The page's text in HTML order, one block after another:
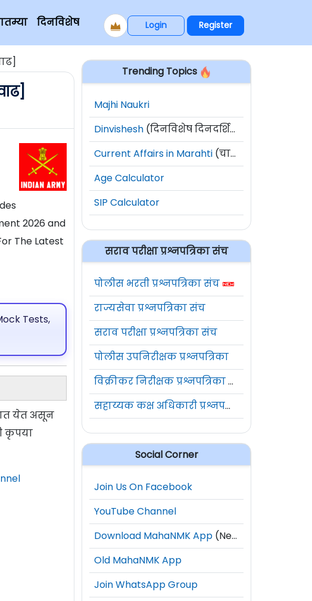
दिनविशेष Login Register
2026 and
The Latest
Tests,
येत असून
कृपया
Trending Topics
Majhi Naukri
Dinvishesh (दिनविशेष दिनदर्शिका)
Current Affairs in Marahti (चालू घडामोडी)
Age Calculator
SIP Calculator
सराव परीक्षा प्रश्नपत्रिका संच
पोलीस भरती प्रश्नपत्रिका संच
राज्यसेवा प्रश्नपत्रिका संच
सराव परीक्षा प्रश्नपत्रिका संच
पोलीस उपनिरीक्षक प्रश्नपत्रिका
विक्रीकर निरीक्षक प्रश्नपत्रिका संच
सहाय्यक कक्ष अधिकारी प्रश्नपत्रिका संच
Social Corner
Join Us On Facebook
YouTube Channel
Download MahaNMK App (New)
Old MahaNMK App
Join WhatsApp Group